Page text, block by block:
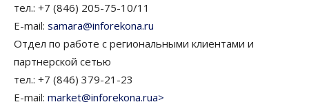
тел.: +7 (846) 205-75-10/11
E-mail: samara@inforekona.ru
Отдел по работе с региональными клиентами и
партнерской сетью
тел.: +7 (846) 379-21-23
E-mail: market@inforekona.rua>